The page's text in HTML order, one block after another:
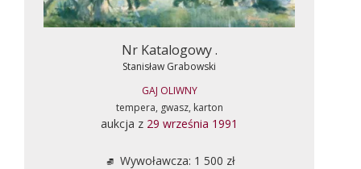
Nr Katalogowy .
Stanisław Grabowski
GAJ OLIWNY
tempera, gwasz, karton
aukcja z 29 września 1991
Wywoławcza: 1 500 zł